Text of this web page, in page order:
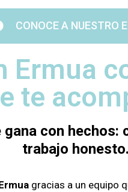
CONOCE A NUESTRO
Ermua
te
con
trabajo honesto.
gracias a un equipo